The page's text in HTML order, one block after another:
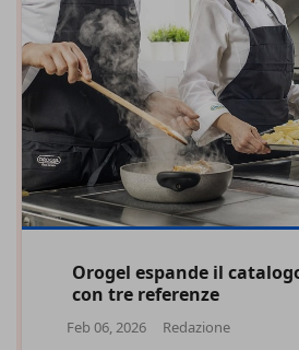
Orogel espande il
con tre referenze
Feb 06, 2026 Redazione